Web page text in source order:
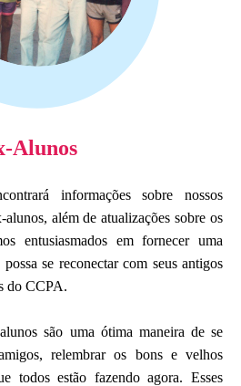
Alunos
informações sobre nossos
além de atualizações sobre os
entusiasmados em fornecer uma
se reconectar com seus antigos
do CCPA.
são uma ótima maneira de se
relembrar os bons e velhos
todos estão fazendo agora. Esses